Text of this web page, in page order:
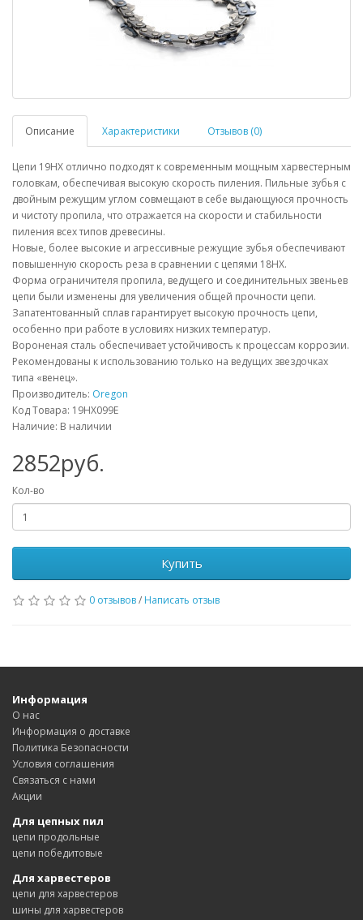
Описание Характеристики Отзывов (0)
Цепи 19HX отлично подходят к современным мощным харвестерным
головкам, обеспечивая высокую скорость пиления. Пильные зубья с
двойным режущим углом совмещают в себе выдающуюся прочность
и чистоту пропила, что отражается на скорости и стабильности
пиления всех типов древесины.
Новые, более высокие и агрессивные режущие зубья обеспечивают
повышенную скорость реза в сравнении с цепями 18HX.
Форма ограничителя пропила, ведущего и соединительных звеньев
цепи были изменены для увеличения общей прочности цепи.
Запатентованный сплав гарантирует высокую прочность цепи,
особенно при работе в условиях низких температур.
Вороненая сталь обеспечивает устойчивость к процессам коррозии.
Рекомендованы к использованию только на ведущих звездочках
типа «венец».
Производитель: Oregon
Код Товара: 19HX099E
Наличие: В наличии
2852руб.
Кол-во
Купить
0 отзывов/ Написать отзыв
Информация
О нас
Информация о доставке
Политика Безопасности
Условия соглашения
Связаться с нами
Акции
Для цепных пил
цепи продольные
цепи победитовые
Для харвестеров
цепи для харвестеров
шины для харвестеров